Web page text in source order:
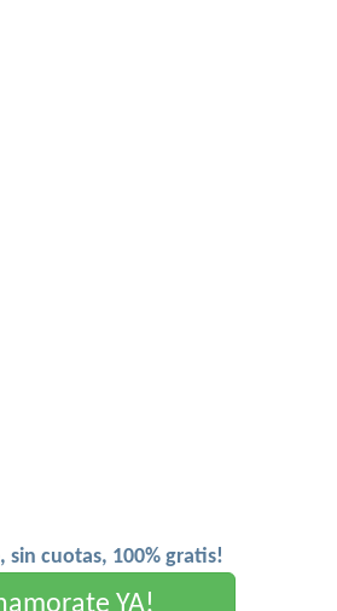
sin cuotas, 100% gratis!
YA!